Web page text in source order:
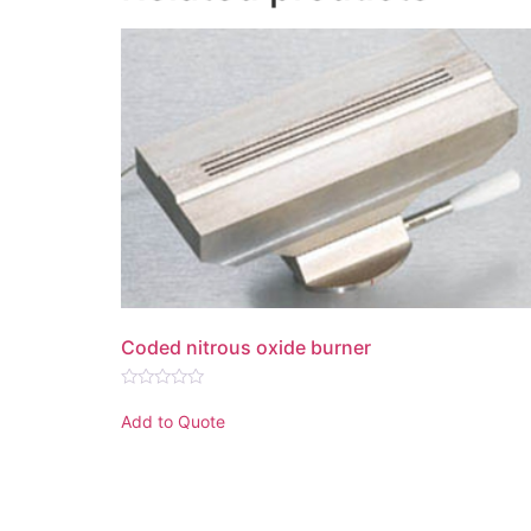
Coded nitrous oxide burner
0
out
Add to Quote